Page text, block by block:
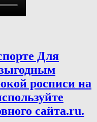
Для
выгодным
росписи на
сайта.ru.